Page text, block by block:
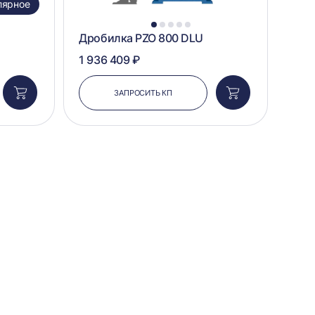
Добавить
в
корзину
1 2 3 4 5
Дробилка PZO 800 DLU
1 936 409 ₽
ЗАПРОСИТЬ КП
Добавить
в
корзину